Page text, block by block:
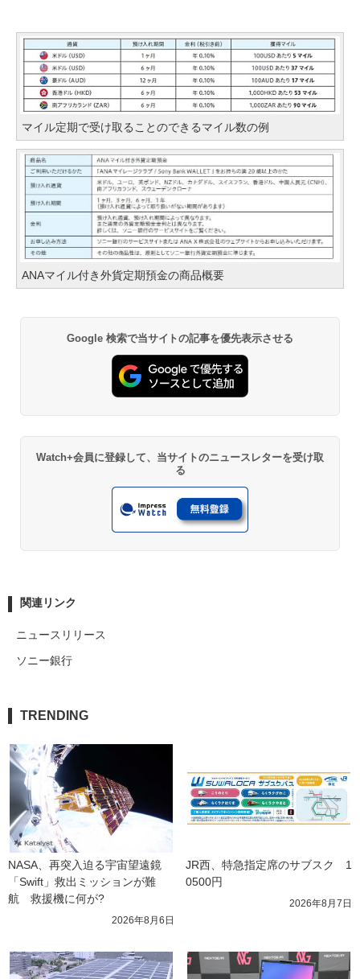
マイル定期で受け取ることのできるマイル数の例
ANAマイル付き外貨定期預金の商品概要
Google 検索で当サイトの記事を優先表示させる
Watch+会員に登録して、当サイトのニュースレターを受け取
る
関連リンク
ニュースリリース
ソニー銀行
TRENDING
NASA、再突入迫る宇宙望遠鏡
「Swift」救出ミッションが難
航　救援機に何が?
2026年8月6日
JR西、特急指定席のサブスク　1
0500円
2026年8月7日